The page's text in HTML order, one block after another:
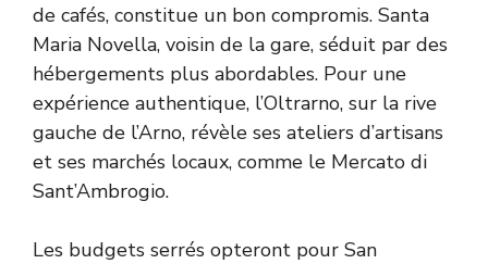
de cafés, constitue un bon compromis. Santa
Maria Novella, voisin de la gare, séduit par des
hébergements plus abordables. Pour une
expérience authentique, l’Oltrarno, sur la rive
gauche de l’Arno, révèle ses ateliers d’artisans
et ses marchés locaux, comme le Mercato di
Sant’Ambrogio.
Les budgets serrés opteront pour San